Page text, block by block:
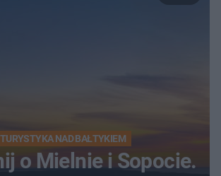
TURYSTYKA NAD BAŁTYKIEM
o Mielnie i Sopocie.